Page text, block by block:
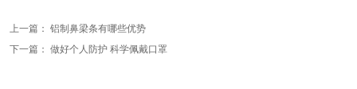
上一篇： 铝制鼻梁条有哪些优势
下一篇： 做好个人防护 科学佩戴口罩